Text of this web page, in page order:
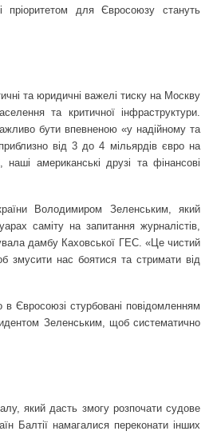
для Євросоюзу стануть
та юридичні важелі тиску на Москву
та критичної інфраструктури.
бути впевненою «у надійному та
від 3 до 4 мільярдів євро на
американські друзі та фінансові
Володимиром Зеленським, який
саміту на запитання журналістів,
дамбу Каховської ГЕС. «Це чистий
змусити нас боятися та стримати від
Євросоюзі стурбовані повідомленням
Зеленським, щоб систематично
який дасть змогу розпочати судове
Балтії намагалися переконати інших